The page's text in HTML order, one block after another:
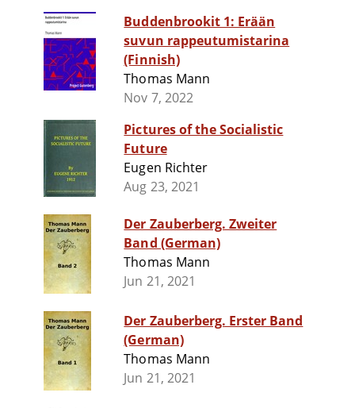
Buddenbrookit 1: Erään
suvun rappeutumistarina
(Finnish)
Thomas Mann
Nov 7, 2022
Pictures of the Socialistic
Future
Eugen Richter
Aug 23, 2021
Der Zauberberg. Zweiter
Band (German)
Thomas Mann
Jun 21, 2021
Der Zauberberg. Erster Band
(German)
Thomas Mann
Jun 21, 2021